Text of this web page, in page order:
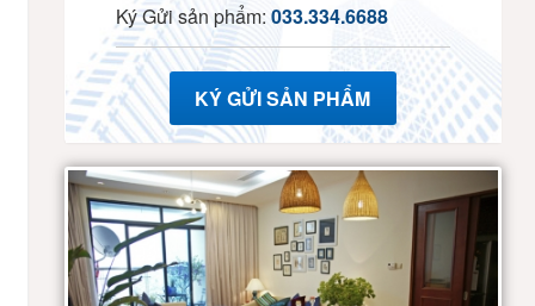
Ký Gửi sản phẩm: 033.334.6688
KÝ GỬI SẢN PHẨM